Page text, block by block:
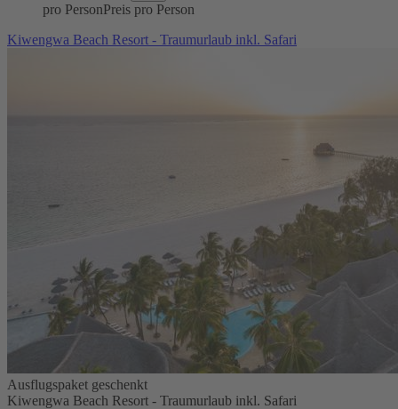
pro PersonPreis pro Person
Kiwengwa Beach Resort - Traumurlaub inkl. Safari
Ausflugspaket geschenkt
Kiwengwa Beach Resort - Traumurlaub inkl. Safari